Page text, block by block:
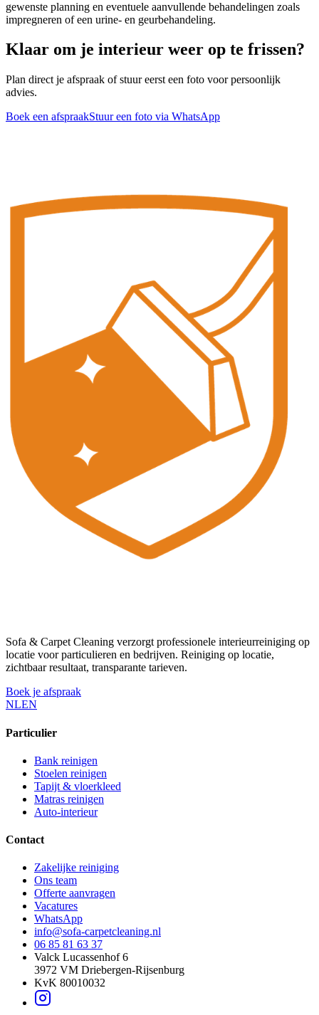
gewenste planning en eventuele aanvullende behandelingen zoals
impregneren of een urine- en geurbehandeling.
Klaar om je interieur weer op te frissen?
Plan direct je afspraak of stuur eerst een foto voor persoonlijk
advies.
Boek een afspraakStuur een foto via WhatsApp
Sofa & Carpet Cleaning verzorgt professionele interieurreiniging op
locatie voor particulieren en bedrijven. Reiniging op locatie,
zichtbaar resultaat, transparante tarieven.
Boek je afspraak
NLEN
Particulier
Bank reinigen
Stoelen reinigen
Tapijt & vloerkleed
Matras reinigen
Auto-interieur
Contact
Zakelijke reiniging
Ons team
Offerte aanvragen
Vacatures
WhatsApp
info@sofa-carpetcleaning.nl
06 85 81 63 37
Valck Lucassenhof 6
3972 VM Driebergen-Rijsenburg
KvK 80010032